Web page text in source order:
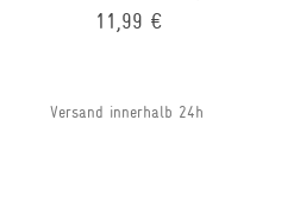
11,99 €
Versand innerhalb 24h